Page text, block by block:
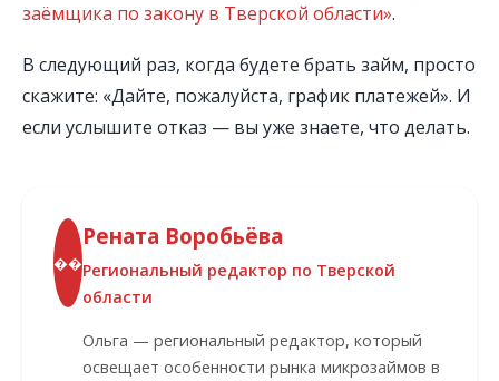
заёмщика по закону в Тверской области».
В следующий раз, когда будете брать займ, просто
скажите: «Дайте, пожалуйста, график платежей». И
если услышите отказ — вы уже знаете, что делать.
��
Рената Воробьёва
Региональный редактор по Тверской
области
Ольга — региональный редактор, который
освещает особенности рынка микрозаймов в